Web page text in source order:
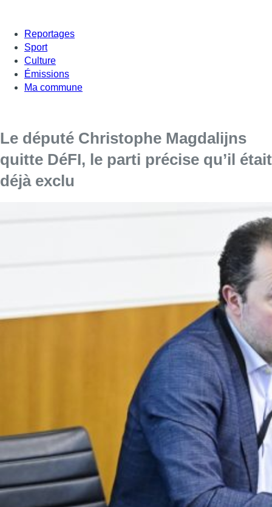
Reportages
Sport
Culture
Émissions
Ma commune
Le député Christophe Magdalijns
quitte DéFI, le parti précise qu’il était
déjà exclu